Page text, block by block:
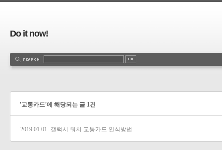
Do it now!
'교통카드'에 해당되는 글 1건
2019.01.01 갤럭시 워치 교통카드 인식방법